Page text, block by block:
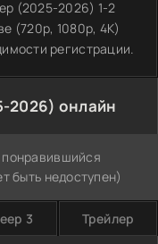
(2025-2026) 1-2
(720p, 1080p, 4K)
регистрации.
2026) онлайн
быть недоступен)
3 Трейлер